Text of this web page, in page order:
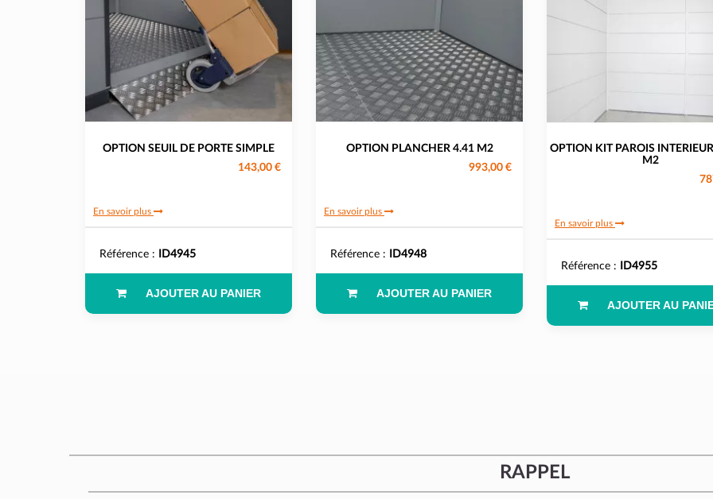
OPTION SEUIL DE PORTE SIMPLE
143,00 €
En savoir plus
Référence : ID4945
AJOUTER AU PANIER
OPTION PLANCHER 4.41 M2
993,00 €
En savoir plus
Référence : ID4948
AJOUTER AU PANIER
OPTION KIT PAROIS
M2
En savoir plus
Référence : ID4955
AJOUTER AU
RAPPEL